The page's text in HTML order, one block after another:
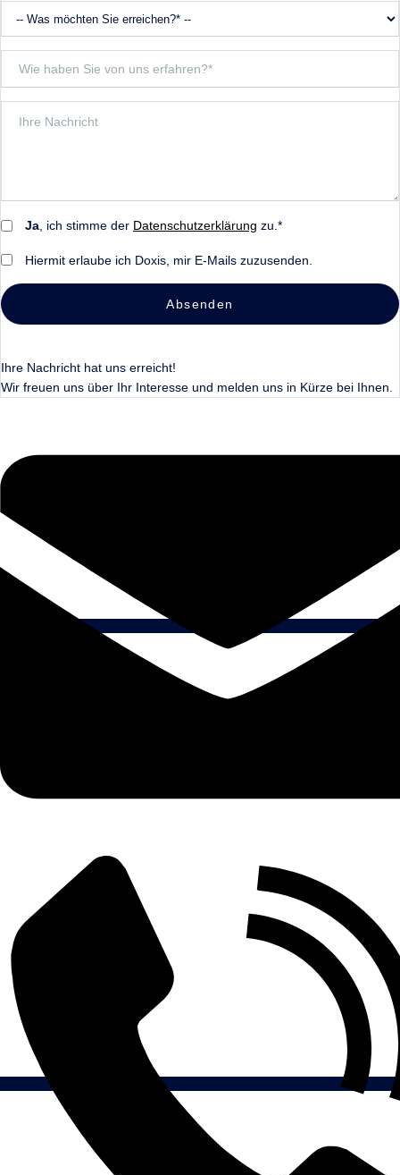
Ja, ich stimme der Datenschutzerklärung zu.*
Hiermit erlaube ich Doxis, mir E-Mails zuzusenden.
Absenden
Ihre Nachricht hat uns erreicht!
Wir freuen uns über Ihr Interesse und melden uns in Kürze bei Ihnen.